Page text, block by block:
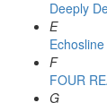
Deeply
E
Echosline
F
FOUR
G